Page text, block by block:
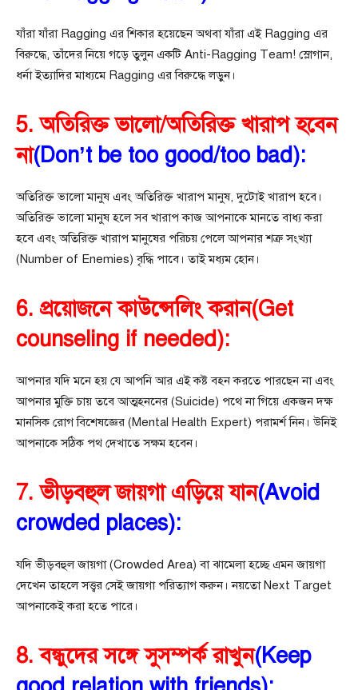
যাঁরা যাঁরা Ragging এর শিকার হয়েছেন অথবা যাঁরা এই Ragging এর
বিরুদ্ধে, তাঁদের নিয়ে গড়ে তুলুন একটি Anti-Ragging Team! স্লোগান,
ধর্না ইত্যাদির মাধ্যমে Ragging এর বিরুদ্ধে লড়ুন।
5. অতিরিক্ত ভালো/অতিরিক্ত খারাপ হবেন
না(Don’t be too good/too bad):
অতিরিক্ত ভালো মানুষ এবং অতিরিক্ত খারাপ মানুষ, দুটোই খারাপ হবে।
অতিরিক্ত ভালো মানুষ হলে সব খারাপ কাজ আপনাকে মানতে বাধ্য করা
হবে এবং অতিরিক্ত খারাপ মানুষের পরিচয় পেলে আপনার শত্রু সংখ্যা
(Number of Enemies) বৃদ্ধি পাবে। তাই মধ্যম হোন।
6. প্রয়োজনে কাউন্সেলিং করান(Get
counseling if needed):
আপনার যদি মনে হয় যে আপনি আর এই কষ্ট বহন করতে পারছেন না এবং
আপনার মুক্তি চায় তবে আত্মহননের (Suicide) পথে না গিয়ে একজন দক্ষ
মানসিক রোগ বিশেষজ্ঞের (Mental Health Expert) পরামর্শ নিন। উনিই
আপনাকে সঠিক পথ দেখাতে সক্ষম হবেন।
7. ভীড়বহুল জায়গা এড়িয়ে যান(Avoid
crowded places):
যদি ভীড়বহুল জায়গা (Crowded Area) বা ঝামেলা হচ্ছে এমন জায়গা
দেখেন তাহলে সত্ত্বর সেই জায়গা পরিত্যাগ করুন। নয়তো Next Target
আপনাকেই করা হতে পারে।
8. বন্ধুদের সঙ্গে সুসম্পর্ক রাখুন(Keep